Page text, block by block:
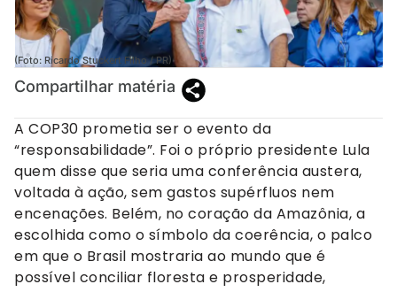
(Foto: Ricardo Stuckert Filho / PR)
Compartilhar matéria
A COP30 prometia ser o evento da
“responsabilidade”. Foi o próprio presidente Lula
quem disse que seria uma conferência austera,
voltada à ação, sem gastos supérfluos nem
encenações. Belém, no coração da Amazônia, a
escolhida como o símbolo da coerência, o palco
em que o Brasil mostraria ao mundo que é
possível conciliar floresta e prosperidade,